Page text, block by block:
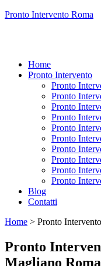
Pronto Intervento Roma
Home
Pronto Intervento
Pronto
Pronto
Pronto
Pronto
Pronto
Pronto
Pronto
Pronto
Pronto
Pronto
Blog
Contatti
Home > Pronto
Pronto
Magliano